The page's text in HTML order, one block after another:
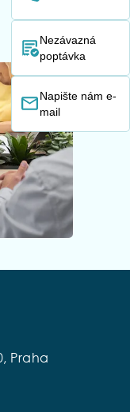
Praha
Nezávazná
poptávka
Napište nám e-
mail